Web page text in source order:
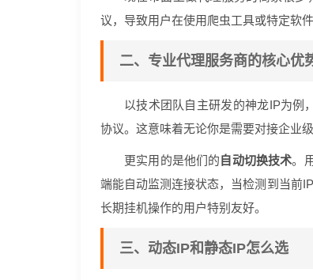
议，导致用户在使用爬虫工具或特定软
二、专业代理服务商的核心优
以技术团队自主研发的神龙IP为例
协议。这意味着无论你是需要对接企业
更实用的是他们的自动切换技术。
端能自动监测连接状态，当检测到当前
长期挂机操作的用户特别友好。
三、动态IP和静态IP怎么选